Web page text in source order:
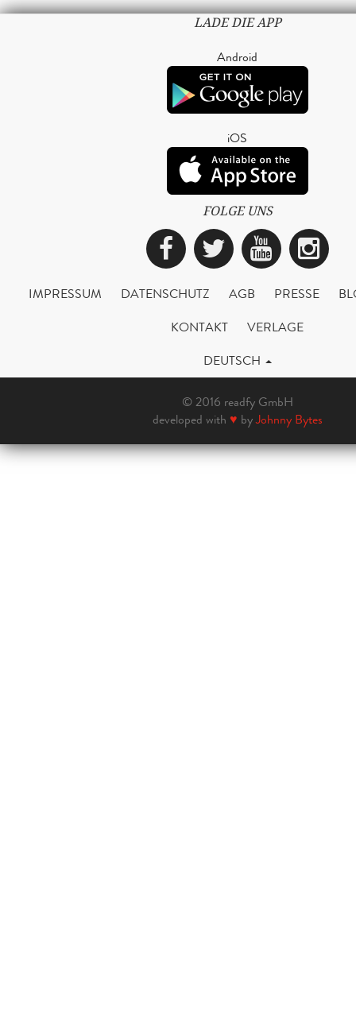
LADE DIE APP
Android
iOS
FOLGE UNS
Facebook
Twitter
IMPRESSUM DATENSCHUTZ AGB PRESSE
KONTAKT
VERLAGE
DEUTSCH
© 2016 readfy GmbH
developed with ♥ byJohnny Bytes